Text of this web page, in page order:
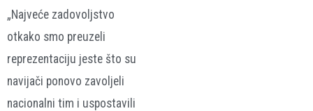
„Najveće zadovoljstvo
otkako smo preuzeli
reprezentaciju jeste što su
navijači ponovo zavoljeli
nacionalni tim i uspostavili